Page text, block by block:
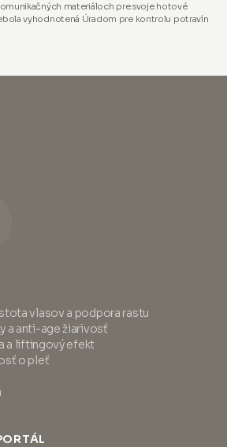
materiáloch pre svoje hotové
vyhodnotená Úradom pre kontrolu potravín
vlasov a podpora rastu
a anti-age žiarivosť
a liftingový efekt
o pleť